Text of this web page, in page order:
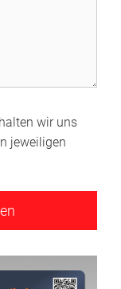
wir uns
jeweiligen